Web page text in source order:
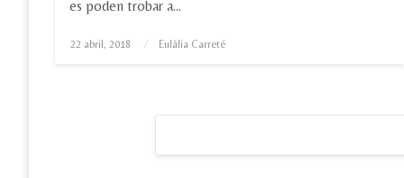
es poden trobar a…
Posted
22 abril, 2018 Eulàlia Carreté
Paginació